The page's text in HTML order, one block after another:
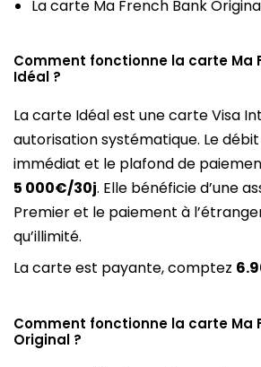
La carte Ma French Bank
Comment fonctionne la carte Ma
Idéal ?
La carte Idéal est une carte Visa
autorisation systématique. Le
immédiat et le plafond de
5 000€/30j. Elle bénéficie d’une
Premier et le paiement à
qu’illimité.
La carte est payante, comptez
Comment fonctionne la carte Ma
Original ?